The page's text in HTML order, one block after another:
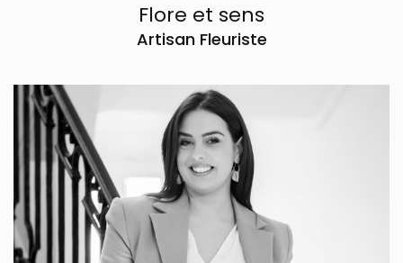
Flore et sens
Artisan Fleuriste
Charlène
Mobiliers et Décoration
Tél. 07 72 13 75 50